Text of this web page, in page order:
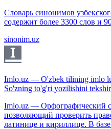
Словарь синонимов
содержит более 3300 слов и
sinonim.uz
Imlo.uz — O'zbek tilining imlo
So'zning to'g'ri yozilishini
Imlo.uz — Орфографический
позволяющий проверить
латинице и кириллице. В